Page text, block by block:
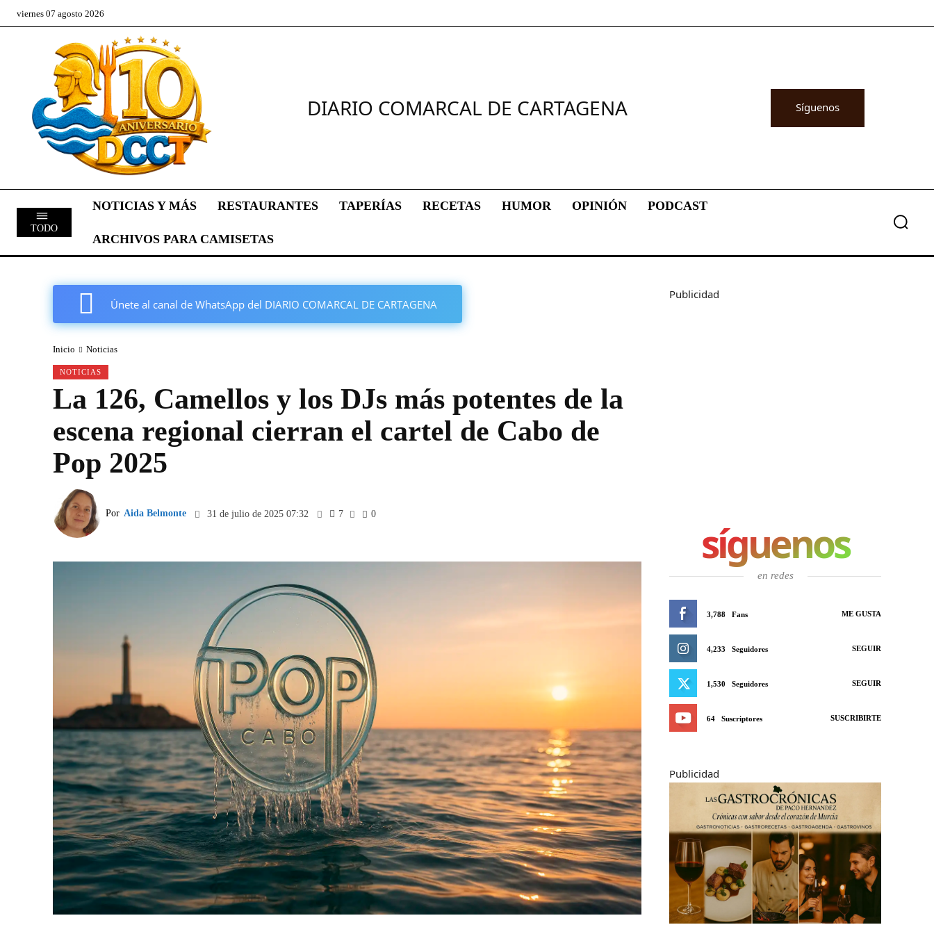
viernes 07 agosto 2026
DIARIO COMARCAL DE CARTAGENA Síguenos
TODO
NOTICIAS Y MÁS RESTAURANTES TAPERÍAS RECETAS HUMOR OPINIÓN PODCAST
ARCHIVOS PARA CAMISETAS
Únete al canal de WhatsApp del DIARIO COMARCAL DE CARTAGENA
Inicio Noticias
NOTICIAS
La 126, Camellos y los DJs más potentes de la
escena regional cierran el cartel de Cabo de
Pop 2025
Por Aida Belmonte 31 de julio de 2025 07:32 7 0
Publicidad
síguenos
en redes
3,788 Fans ME GUSTA
4,233 Seguidores SEGUIR
1,530 Seguidores SEGUIR
64 Suscriptores SUSCRIBIRTE
Publicidad